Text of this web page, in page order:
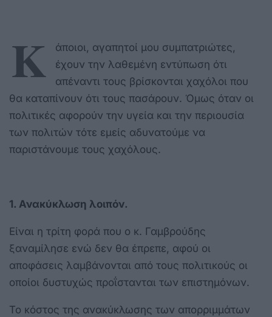
Κ
άποιοι, αγαπητοί μου συμπατριώτες,
έχουν την λαθεμένη εντύπωση ότι
απέναντι τους βρίσκονται χαχόλοι που
θα καταπίνουν ότι τους πασάρουν. Όμως όταν οι
πολιτικές αφορούν την υγεία και την περιουσία
των πολιτών τότε εμείς αδυνατούμε να
παριστάνουμε τους χαχόλους.
1. Ανακύκλωση λοιπόν.
Είναι η τρίτη φορά που ο κ. Γαμβρούδης
ξαναμίλησε ενώ δεν θα έπρεπε, αφού οι
αποφάσεις λαμβάνονται από τους πολιτικούς οι
οποίοι δυστυχώς προΐστανται των επιστημόνων.
Το κόστος της ανακύκλωσης των απορριμμάτων